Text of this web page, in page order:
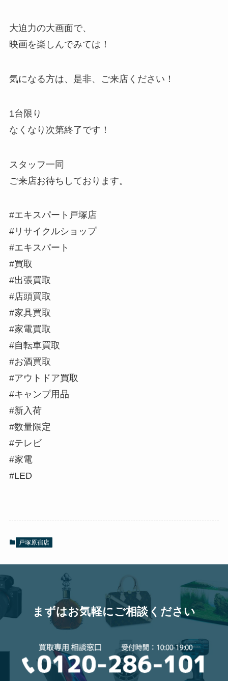
大迫力の大画面で、
映画を楽しんでみては！
気になる方は、是非、ご来店ください！
1台限り
なくなり次第終了です！
スタッフ一同
ご来店お待ちしております。
#エキスパート戸塚店
#リサイクルショップ
#エキスパート
#買取
#出張買取
#店頭買取
#家具買取
#家電買取
#自転車買取
#お酒買取
#アウトドア買取
#キャンプ用品
#新入荷
#数量限定
#テレビ
#家電
#LED
戸塚原宿店
まずはお気軽にご相談ください